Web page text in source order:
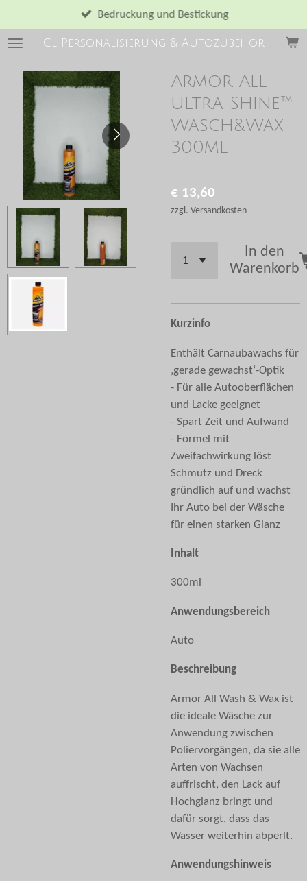
Hauptinhalt
springenCl Personalisierung & Autozubehör
Bedruckung und Bestickung
Armor All
Ultra Shine™
Wasch&Wax
300ml
€ 13,60
zzgl. Versandkosten
In den
Warenkorb
Kurzinfo
Enthält Carnaubawachs für
‚gerade gewachst‘-Optik
- Für alle Autooberflächen
und Lacke geeignet
- Spart Zeit und Aufwand
- Formel mit
Zweifachwirkung löst
Schmutz und Dreck
gründlich auf und wachst
Ihr Auto bei der Wäsche
für einen starken Glanz
Inhalt
300ml
Anwendungsbereich
Auto
Beschreibung
Armor All Wash & Wax ist
die ideale Wäsche zur
Anwendung zwischen
Poliervorgängen, da sie alle
Arten von Wachsen
auffrischt, den Lack auf
Hochglanz bringt und
dafür sorgt, dass das
Wasser weiterhin abperlt.
Anwendungshinweis